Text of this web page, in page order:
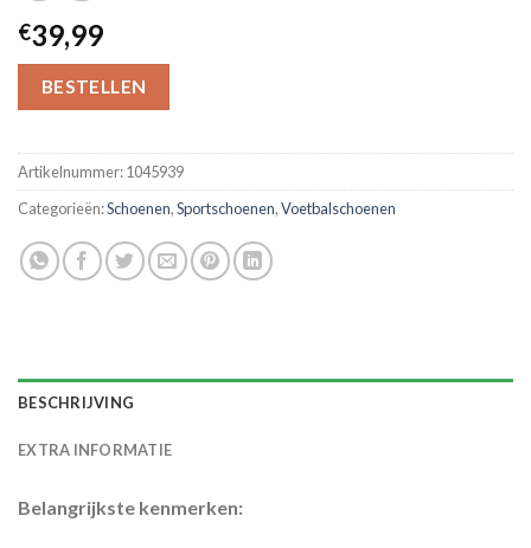
€39,99
BESTELLEN
Artikelnummer:1045939
Categorieën:Schoenen,Sportschoenen,Voetbalschoenen
BESCHRIJVING
EXTRA INFORMATIE
Belangrijkste kenmerken: